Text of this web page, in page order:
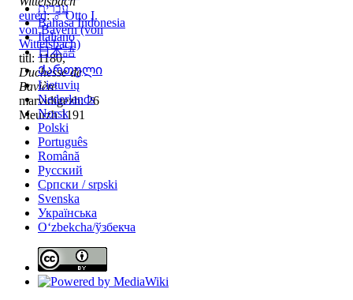
eured:♂ Otto I.
von Bayern (von
Wittelsbach)
titl: 1180,
Duchesse de
Bavière
marvidigezh: 26
Meurzh 1191
עברית
Bahasa Indonesia
Italiano
日本語
Ქართული
Lietuvių
Nederlands
Norsk
Polski
Português
Română
Русский
Српски / srpski
Svenska
Українська
Oʻzbekcha/ўзбекча